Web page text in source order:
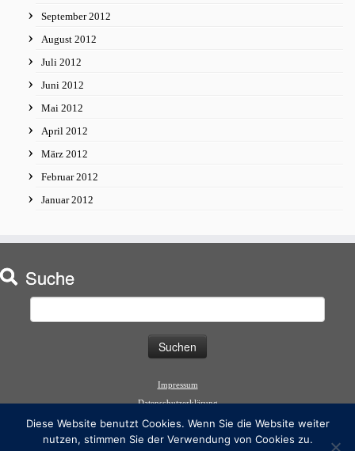
September 2012
August 2012
Juli 2012
Juni 2012
Mai 2012
April 2012
März 2012
Februar 2012
Januar 2012
Suche
Impressum
Datenschutzerklärung
Diese Website benutzt Cookies. Wenn Sie die Website weiter
nutzen, stimmen Sie der Verwendung von Cookies zu.